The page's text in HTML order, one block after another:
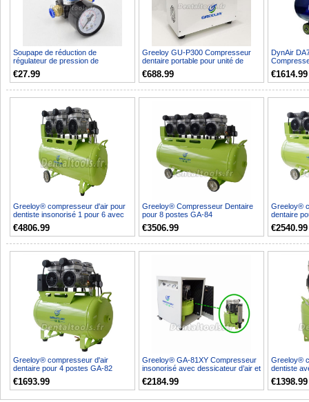
Soupape de réduction de
régulateur de pression de
compresseur d'air 6/8/10/12 mm...
€27.99
Greeloy GU-P300 Compresseur
dentaire portable pour unité de
chariot d'accoucheme...
€688.99
DynAir
huile
€1614.99
Greeloy® compresseur d'air pour
dentiste insonorisé 1 pour 6 avec
dessicateur d’...
€4806.99
Greeloy® Compresseur Dentaire
pour 8 postes GA-84
€3506.99
Greeloy®
dentaire
€2540.99
Greeloy® compresseur d'air
dentaire pour 4 postes GA-82
€1693.99
Greeloy® GA-81XY Compresseur
insonorisé avec dessicateur d’air et
armoire d'inso...
€2184.99
Greeloy®
dentiste
€1398.99